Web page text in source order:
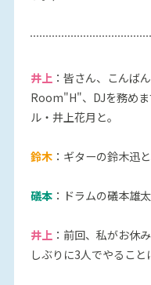
井上：皆さん、こんば
Room"H"、DJを務め
ル・井上花月と。
鈴木：ギターの鈴木迅と
礒本：ドラムの礒本雄太
井上：前回、私がお休
しぶりに3人でやること